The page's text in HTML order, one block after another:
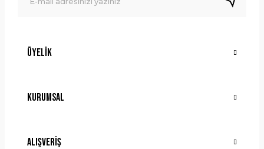
Üyelik
Kurumsal
Alışveriş